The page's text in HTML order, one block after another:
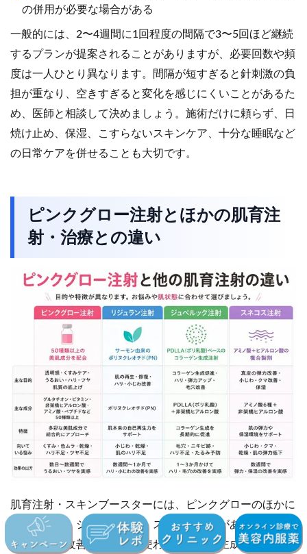
の併用が必要な場合がある
一般的には、2〜4週間に1回程度の間隔で3〜5回ほど継続
するプランが提案されることがありますが、必要回数や頻
度は一人ひとり異なります。間隔が短すぎると針刺激の負
担が重なり、空きすぎると変化を感じにくいことがあるた
め、医師と相談して決めましょう。施術だけに頼らず、日
焼け止め、保湿、こすらないスキンケア、十分な睡眠など
の日常ケアを併せることも大切です。
ピンクグロー注射とほかの肌育注
射・治療との違い
肌育注射・スキンブースターには、ピンクグローのほかに
リジュラン、ジュベルック、スネコスなどがあります。ど
れも「肌質改善」を目的に使われますが、主成分も得意と